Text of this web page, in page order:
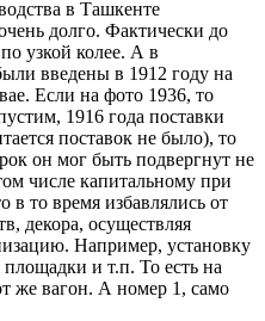
в Ташкенте
долго. Фактически до
узкой колее. А в
введены в 1912 году на
Если на фото 1936, то
1916 года поставки
поставок не было), то
он мог быть подвергнут не
числе капитальному при
в то время избавлялись от
декора, осуществляя
Например, установку
и т.п. То есть на
же вагон. А номер 1, само